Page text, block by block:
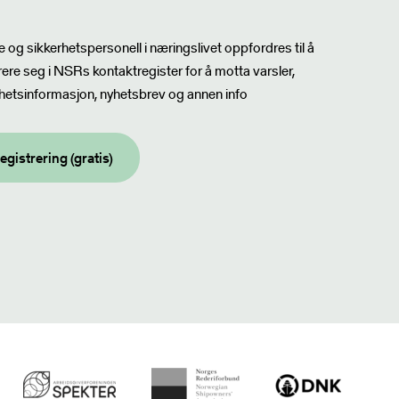
og sikkerhetspersonell i næringslivet oppfordres til å
seg i NSRs kontaktregister for å motta varsler,
nyhetsbrev og annen info
(gratis)